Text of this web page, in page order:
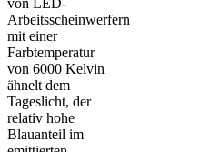
Arbeitsscheinwerfern
mit einer
Farbtemperatur
von 6000 Kelvin
ähnelt dem
Tageslicht, der
relativ hohe
Blauanteil im